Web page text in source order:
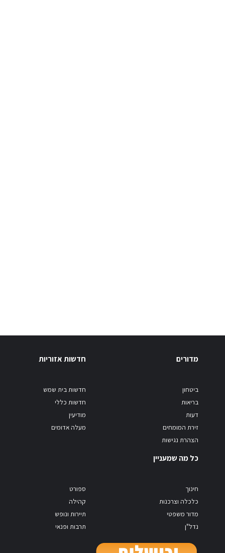
מדורים
ביטחון
בריאות
דעות
זירת המומחים
הצהרת נגישות
חדשות אזוריות
חדשות בית שמש
חדשות כללי
מודיעין
מעלה אדומים
כל מה שמעניין
חינוך
כלכלה וצרכנות
מדור משפטי
נדל"ן
ספורט
קהילה
תיירות ונופש
תרבות ופנאי